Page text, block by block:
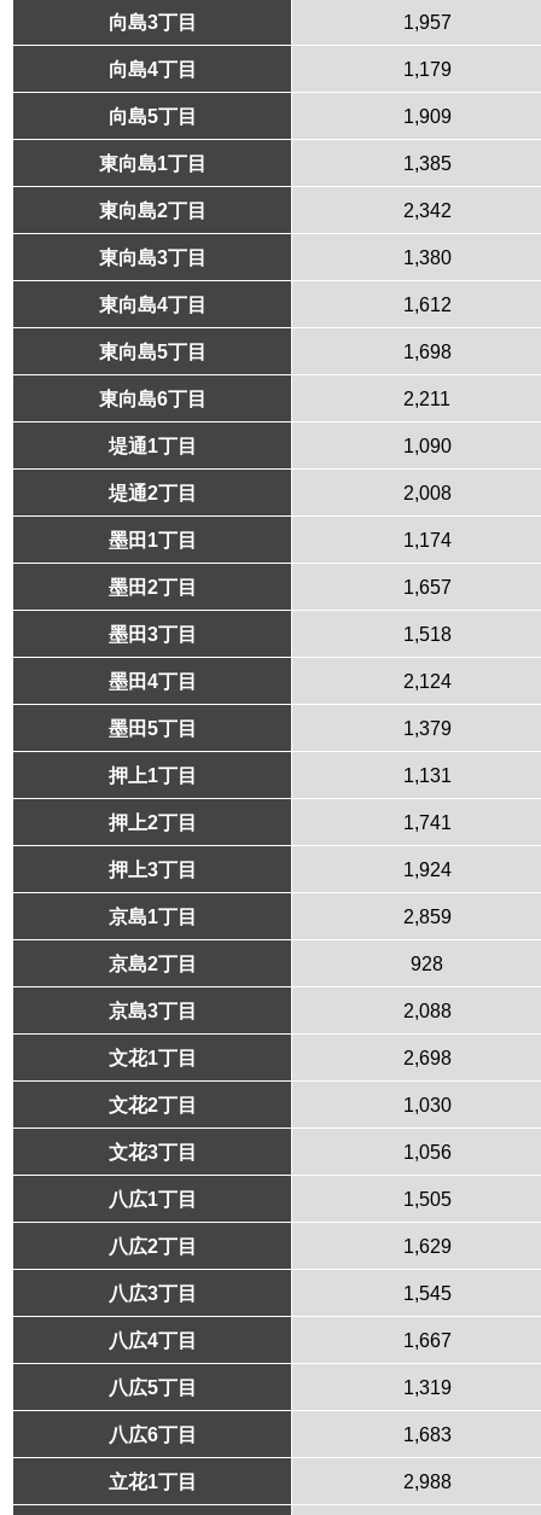
向島3丁目 1,957
向島4丁目 1,179
向島5丁目 1,909
東向島1丁目 1,385
東向島2丁目 2,342
東向島3丁目 1,380
東向島4丁目 1,612
東向島5丁目 1,698
東向島6丁目 2,211
堤通1丁目 1,090
堤通2丁目 2,008
墨田1丁目 1,174
墨田2丁目 1,657
墨田3丁目 1,518
墨田4丁目 2,124
墨田5丁目 1,379
押上1丁目 1,131
押上2丁目 1,741
押上3丁目 1,924
京島1丁目 2,859
京島2丁目 928
京島3丁目 2,088
文花1丁目 2,698
文花2丁目 1,030
文花3丁目 1,056
八広1丁目 1,505
八広2丁目 1,629
八広3丁目 1,545
八広4丁目 1,667
八広5丁目 1,319
八広6丁目 1,683
立花1丁目 2,988